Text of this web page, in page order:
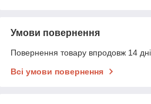
Умови повернення
Повернення товару впродовж 14
Всі умови повернення